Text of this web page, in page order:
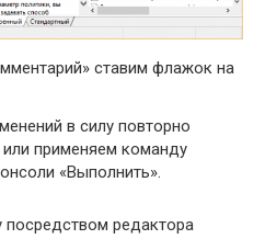
ставим флажок на
в силу повторно
или применяем команду
«Выполнить».
редактора